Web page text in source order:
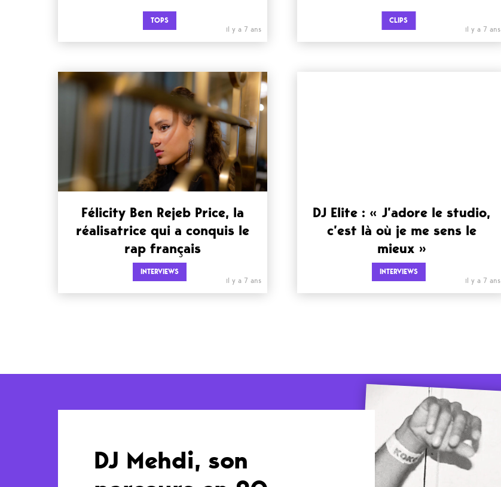
TOPS
il y a 7 ans
CLIPS
il y a 7 ans
Félicity Ben Rejeb Price, la
réalisatrice qui a conquis le
rap français
INTERVIEWS
il y a 7 ans
DJ Elite : « J’adore le studio,
c’est là où je me sens le
mieux »
INTERVIEWS
il y a 7 ans
DJ Mehdi, son